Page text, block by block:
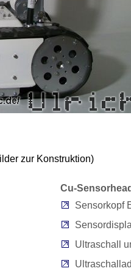
zur Konstruktion)
Cu-
Sensorkopf
Ultraschall